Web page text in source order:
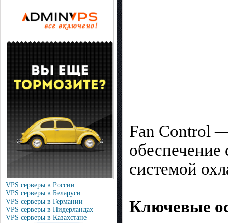
VPS серверы в России
VPS серверы в Беларуси
VPS серверы в Германии
VPS серверы в Нидерландах
VPS серверы в Казахстане
Fan Control
системой
Ключевые